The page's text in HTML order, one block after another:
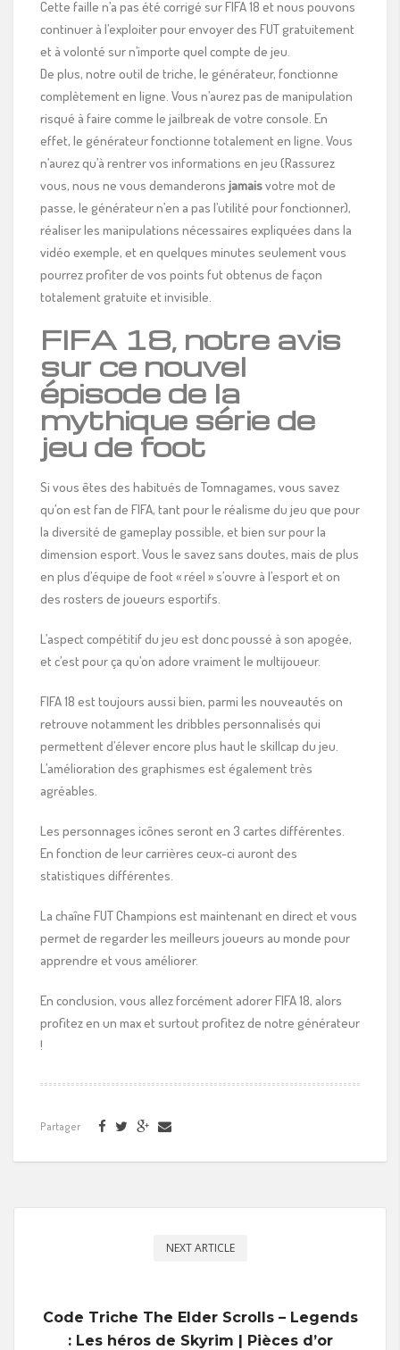
Cette faille n’a pas été corrigé sur FIFA 18 et nous pouvons
continuer à l’exploiter pour envoyer des FUT gratuitement
et à volonté sur n’importe quel compte de jeu.
De plus, notre outil de triche, le générateur, fonctionne
complètement en ligne. Vous n’aurez pas de manipulation
risqué à faire comme le jailbreak de votre console. En
effet, le générateur fonctionne totalement en ligne. Vous
n’aurez qu’à rentrer vos informations en jeu (Rassurez
vous, nous ne vous demanderons jamaisvotre mot de
passe, le générateur n’en a pas l’utilité pour fonctionner),
réaliser les manipulations nécessaires expliquées dans la
vidéo exemple, et en quelques minutes seulement vous
pourrez profiter de vos points fut obtenus de façon
totalement gratuite et invisible.
FIFA 18, notre avis
sur ce nouvel
épisode de la
mythique série de
jeu de foot
Si vous êtes des habitués de Tomnagames, vous savez
qu’on est fan de FIFA, tant pour le réalisme du jeu que pour
la diversité de gameplay possible, et bien sur pour la
dimension esport. Vous le savez sans doutes, mais de plus
en plus d’équipe de foot « réel » s’ouvre à l’esport et on
des rosters de joueurs esportifs.
L’aspect compétitif du jeu est donc poussé à son apogée,
et c’est pour ça qu’on adore vraiment le multijoueur.
FIFA 18 est toujours aussi bien, parmi les nouveautés on
retrouve notamment les dribbles personnalisés qui
permettent d’élever encore plus haut le skillcap du jeu.
L’amélioration des graphismes est également très
agréables.
Les personnages icônes seront en 3 cartes différentes.
En fonction de leur carrières ceux-ci auront des
statistiques différentes.
La chaîne FUT Champions est maintenant en direct et vous
permet de regarder les meilleurs joueurs au monde pour
apprendre et vous améliorer.
En conclusion, vous allez forcément adorer FIFA 18, alors
profitez en un max et surtout profitez de notre générateur
!
Partager
NEXT ARTICLE
Code Triche The Elder Scrolls – Legends
: Les héros de Skyrim | Pièces d’or